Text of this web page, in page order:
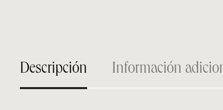
Descripción Información